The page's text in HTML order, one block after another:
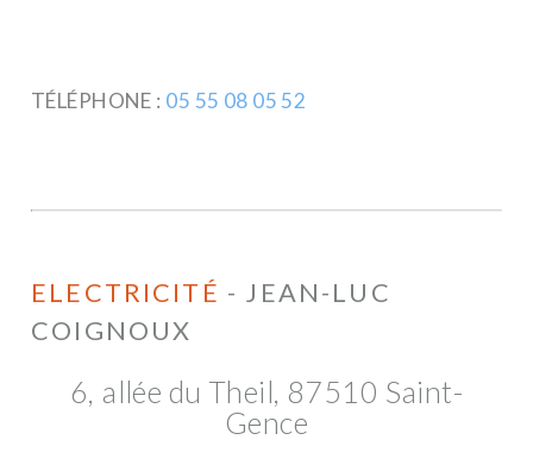
TÉLÉPHONE : 05 55 08 05 52
ELECTRICITÉ - JEAN-LUC
COIGNOUX
6, allée du Theil, 87510 Saint-
Gence